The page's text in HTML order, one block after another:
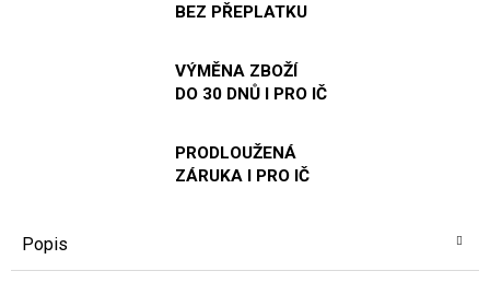
BEZ PŘEPLATKU
VÝMĚNA ZBOŽÍ
DO 30 DNŮ I PRO IČ
PRODLOUŽENÁ
ZÁRUKA I PRO IČ
Popis